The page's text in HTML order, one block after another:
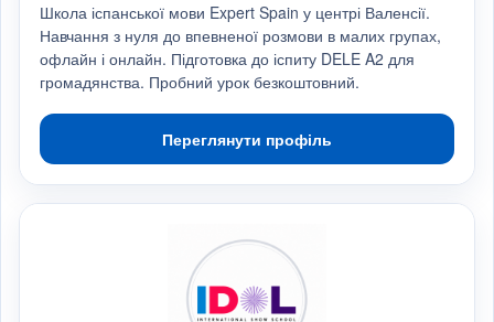
Школа іспанської мови Expert Spain у центрі Валенсії.
Навчання з нуля до впевненої розмови в малих групах,
офлайн і онлайн. Підготовка до іспиту DELE A2 для
громадянства. Пробний урок безкоштовний.
Переглянути профіль